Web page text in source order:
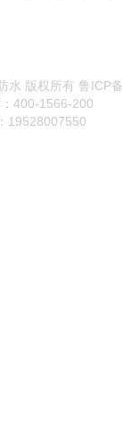
水 版权所有 鲁ICP
400-1566-200
19528007550